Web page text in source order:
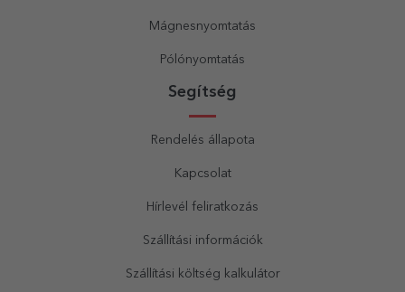
Mágnesnyomtatás
Pólónyomtatás
Segítség
Rendelés állapota
Kapcsolat
Hírlevél feliratkozás
Szállítási információk
Szállítási költség kalkulátor